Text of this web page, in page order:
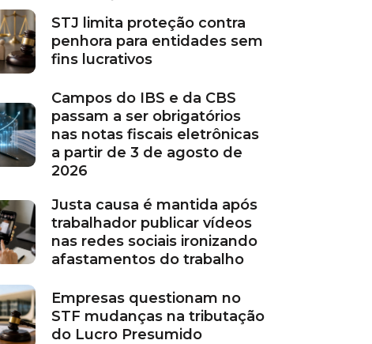
STJ limita proteção contra
penhora para entidades sem
fins lucrativos
Campos do IBS e da CBS
passam a ser obrigatórios
nas notas fiscais eletrônicas
a partir de 3 de agosto de
2026
Justa causa é mantida após
trabalhador publicar vídeos
nas redes sociais ironizando
afastamentos do trabalho
Empresas questionam no
STF mudanças na tributação
do Lucro Presumido